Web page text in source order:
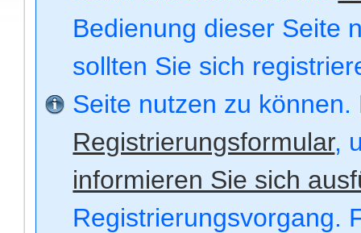
Bedienung dieser Seite
sollten Sie sich
Seite nutzen zu
Registrierungsformular,
informieren Sie sich
Registrierungsvorgang.